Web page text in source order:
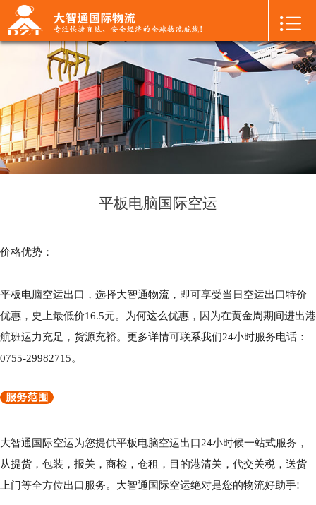
首页
国际空运 +
国际海运 +
国际陆运 +
进口物流
+

平板电脑国际空运
价格优势：
平板电脑空运出口，选择大智通物流，即可享受当日空运出口特价
优惠，史上最低价16.5元。为何这么优惠，因为在黄金周期间进出港
航班运力充足，货源充裕。更多详情可联系我们24小时服务电话：
0755-29982715。
大智通国际空运为您提供平板电脑空运出口24小时候一站式服务，
从提货，包装，报关，商检，仓租，目的港清关，代交关税，送货
上门等全方位出口服务。大智通国际空运绝对是您的物流好助手!